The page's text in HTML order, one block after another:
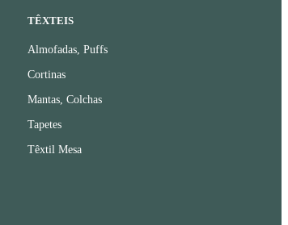
TÊXTEIS
Almofadas, Puffs
Cortinas
Mantas, Colchas
Tapetes
Têxtil Mesa